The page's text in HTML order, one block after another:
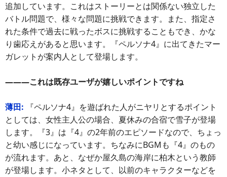
追加しています。これはストーリーとは関係ない独立した
バトル問題で、様々な問題に挑戦できます。また、指定さ
れた条件で過去に戦ったボスに挑戦することもでき、かな
り歯応えがあると思います。『ペルソナ4』に出てきたマー
ガレットが案内人として登場します。
―――これは既存ユーザが嬉しいポイントですね
薄田: 『ペルソナ4』を遊ばれた人がニヤリとするポイント
としては、女性主人公の場合、夏休みの合宿で雪子が登場
します。『3』は『4』の2年前のエピソードなので、ちょっ
と幼い感じになっています。ちなみにBGMも『4』のもの
が流れます。あと、なぜか屋久島の海岸に柏木という教師
が登場します。小ネタとして、以前のキャラクターなどを